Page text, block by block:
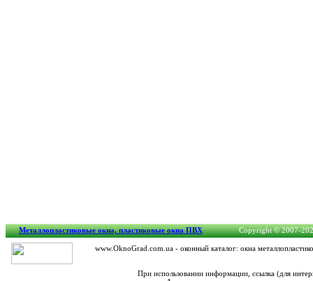
Металлопластиковые окна, пластиковые окна ПВХ Copyright © 2007-
www.OknoGrad.com.ua - оконный каталог: окна
При использовании информации, ссылка (для